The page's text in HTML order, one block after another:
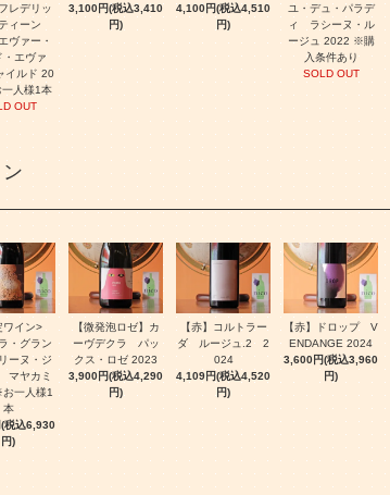
レデリッ
ィーン
ヴァー・
・エヴァ
イルド 20
人様1本
OUT
3,100円(税込3,410
円)
4,100円(税込4,510
円)
ユ・デュ・パラデ
ィ ラシーヌ・ル
ージュ 2022 ※購
入条件あり
SOLD OUT
ワイン>
・グラン
ーヌ・ジ
マヤカミ
一人様1
本
税込6,930
円)
【微発泡ロゼ】カ
ーヴデクラ パッ
クス・ロゼ 2023
3,900円(税込4,290
円)
【赤】コルトラー
ダ ルージュ.2 2
024
4,109円(税込4,520
円)
【赤】ドロップ V
ENDANGE 2024
3,600円(税込3,960
円)